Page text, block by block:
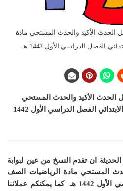
الحدث الأكيد والحدث المستحي مادة
الفصل الدراسي الأول 1442 هـ
الحدث الأكيد والحدث المستحي
مادة الرياضيات الصف الثاني الابتدائي الفصل الدراسي الأول 1442
ان تقدم النسخ من عين لبوابة
المستحي مادة الرياضيات الصف
1442 هـ
كما يمكنكم عملائنا